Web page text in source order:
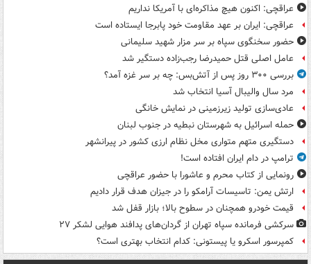
عراقچی: اکنون هیچ مذاکره‌ای با آمریکا نداریم
عراقچی: ایران بر عهد مقاومت خود پابرجا ایستاده است
حضور سخنگوی سپاه بر سر مزار شهید سلیمانی
عامل اصلی قتل حمیدرضا رجب‌زاده دستگیر شد
بررسی ۳۰۰ روز پس از آتش‌بس: چه بر سر غزه آمد؟
مرد سال والیبال آسیا انتخاب شد
عادی‌سازی تولید زیرزمینی در نمایش خانگی
حمله اسرائیل به شهرستان نبطیه در جنوب لبنان
دستگیری متهم متواری مخل نظام ارزی کشور در پیرانشهر
ترامپ در دام ایران افتاده است!
رونمایی از کتاب محرم و عاشورا با حضور عراقچی
ارتش یمن: تاسیسات آرامکو را در جیزان هدف قرار دادیم
قیمت خودرو همچنان در سطوح بالا؛ بازار قفل شد
سرکشی فرمانده سپاه تهران از گردان‌های پدافند هوایی لشکر ۲۷
کمپرسور اسکرو یا پیستونی: کدام انتخاب بهتری است؟